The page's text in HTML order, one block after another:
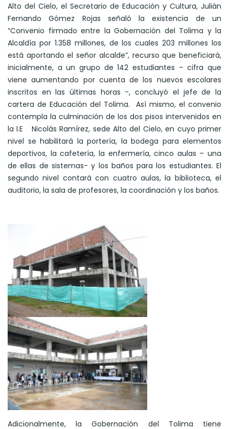
Alto del Cielo, el Secretario de Educación y Cultura, Julián
Fernando Gómez Rojas señaló la existencia de un
“Convenio firmado entre la Gobernación del Tolima y la
Alcaldía por 1.358 millones, de los cuales 203 millones los
está aportando el señor alcalde”, recurso que beneficiará,
inicialmente, a un grupo de 142 estudiantes – cifra que
viene aumentando por cuenta de los nuevos escolares
inscritos en las últimas horas -, concluyó el jefe de la
cartera de Educación del Tolima. Así mismo, el convenio
contempla la culminación de los dos pisos intervenidos en
la I.E Nicolás Ramírez, sede Alto del Cielo, en cuyo primer
nivel se habilitará la portería, la bodega para elementos
deportivos, la cafetería, la enfermería, cinco aulas – una
de ellas de sistemas- y los baños para los estudiantes. El
segundo nivel contará con cuatro aulas, la biblioteca, el
auditorio, la sala de profesores, la coordinación y los baños.
Adicionalmente, la Gobernación del Tolima tiene